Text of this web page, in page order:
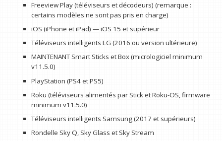
Freeview Play (téléviseurs et décodeurs) (remarque :
certains modèles ne sont pas pris en charge)
iOS (iPhone et iPad) — iOS 15 et supérieur
Téléviseurs intelligents LG (2016 ou version ultérieure)
MAINTENANT Smart Sticks et Box (micrologiciel minimum
v11.5.0)
PlayStation (PS4 et PS5)
Roku (téléviseurs alimentés par Stick et Roku-OS, firmware
minimum v11.5.0)
Téléviseurs intelligents Samsung (2017 et supérieurs)
Rondelle Sky Q, Sky Glass et Sky Stream